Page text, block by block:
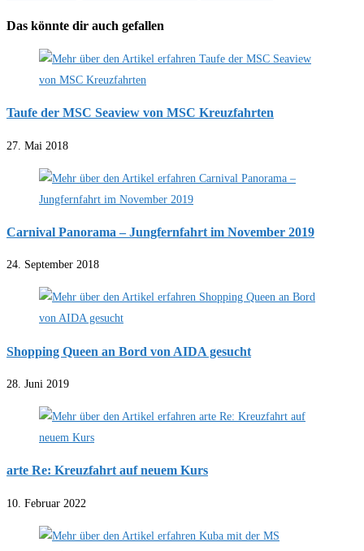
Das könnte dir auch gefallen
Taufe der MSC Seaview von MSC Kreuzfahrten
27. Mai 2018
Carnival Panorama – Jungfernfahrt im November 2019
24. September 2018
Shopping Queen an Bord von AIDA gesucht
28. Juni 2019
arte Re: Kreuzfahrt auf neuem Kurs
10. Februar 2022